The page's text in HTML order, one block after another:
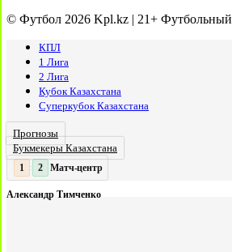
© Футбол 2026 Kpl.kz | 21+ Футбольный
КПЛ
1 Лига
2 Лига
Кубок Казахстана
Суперкубок Казахстана
Прогнозы
Букмекеры Казахстана
2 : 2 Матч-центр
Александр Тимченко